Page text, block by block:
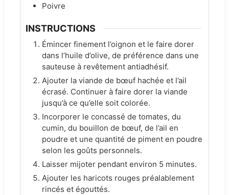
Poivre
INSTRUCTIONS
Émincer finement l’oignon et le faire dorer
dans l’huile d’olive, de préférence dans une
sauteuse à revêtement antiadhésif.
Ajouter la viande de bœuf hachée et l’ail
écrasé. Continuer à faire dorer la viande
jusqu’à ce qu’elle soit colorée.
Incorporer le concassé de tomates, du
cumin, du bouillon de bœuf, de l’ail en
poudre et une quantité de piment en poudre
selon les goûts personnels.
Laisser mijoter pendant environ 5 minutes.
Ajouter les haricots rouges préalablement
rincés et égouttés.